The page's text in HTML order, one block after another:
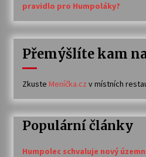
pravidlo pro Humpoláky?
Přemýšlíte kam
Zkuste Meníčka.cz v místních
Populární články
Humpolec schvaluje nový